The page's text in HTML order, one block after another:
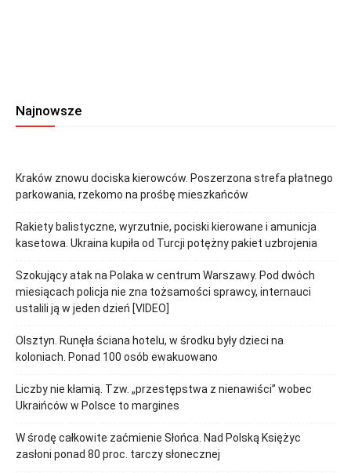
Najnowsze
Kraków znowu dociska kierowców. Poszerzona strefa płatnego
parkowania, rzekomo na prośbę mieszkańców
Rakiety balistyczne, wyrzutnie, pociski kierowane i amunicja
kasetowa. Ukraina kupiła od Turcji potężny pakiet uzbrojenia
Szokujący atak na Polaka w centrum Warszawy. Pod dwóch
miesiącach policja nie zna tożsamości sprawcy, internauci
ustalili ją w jeden dzień [VIDEO]
Olsztyn. Runęła ściana hotelu, w środku były dzieci na
koloniach. Ponad 100 osób ewakuowano
Liczby nie kłamią. Tzw. „przestępstwa z nienawiści” wobec
Ukraińców w Polsce to margines
W środę całkowite zaćmienie Słońca. Nad Polską Księżyc
zasłoni ponad 80 proc. tarczy słonecznej